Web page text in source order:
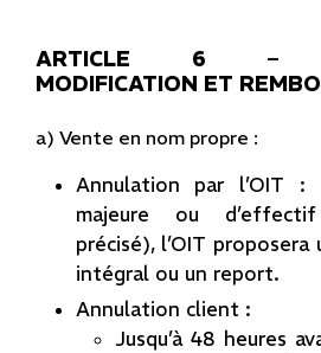
ARTICLE 6 –
MODIFICATION ET
a) Vente en nom propre :
Annulation par l’OIT
majeure ou
précisé), l’OIT
intégral ou un report.
Annulation client :
Jusqu’à 48 heures